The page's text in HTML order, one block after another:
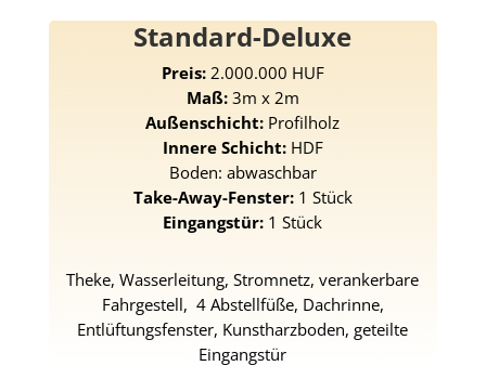
Standard-Deluxe
Preis:2.000.000 HUF
Maß:3m x 2m
Außenschicht: Profilholz
Innere Schicht:HDF
Boden: abwaschbar
Take-Away-Fenster:1 Stück
Eingangstür: 1 Stück
Theke, Wasserleitung, Stromnetz, verankerbare
Fahrgestell, 4 Abstellfüße, Dachrinne,
Entlüftungsfenster, Kunstharzboden, geteilte
Eingangstür